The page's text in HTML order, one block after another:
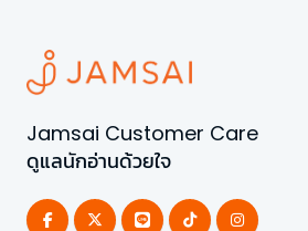
Jamsai Customer Care
ดูแลนักอ่านด้วยใจ